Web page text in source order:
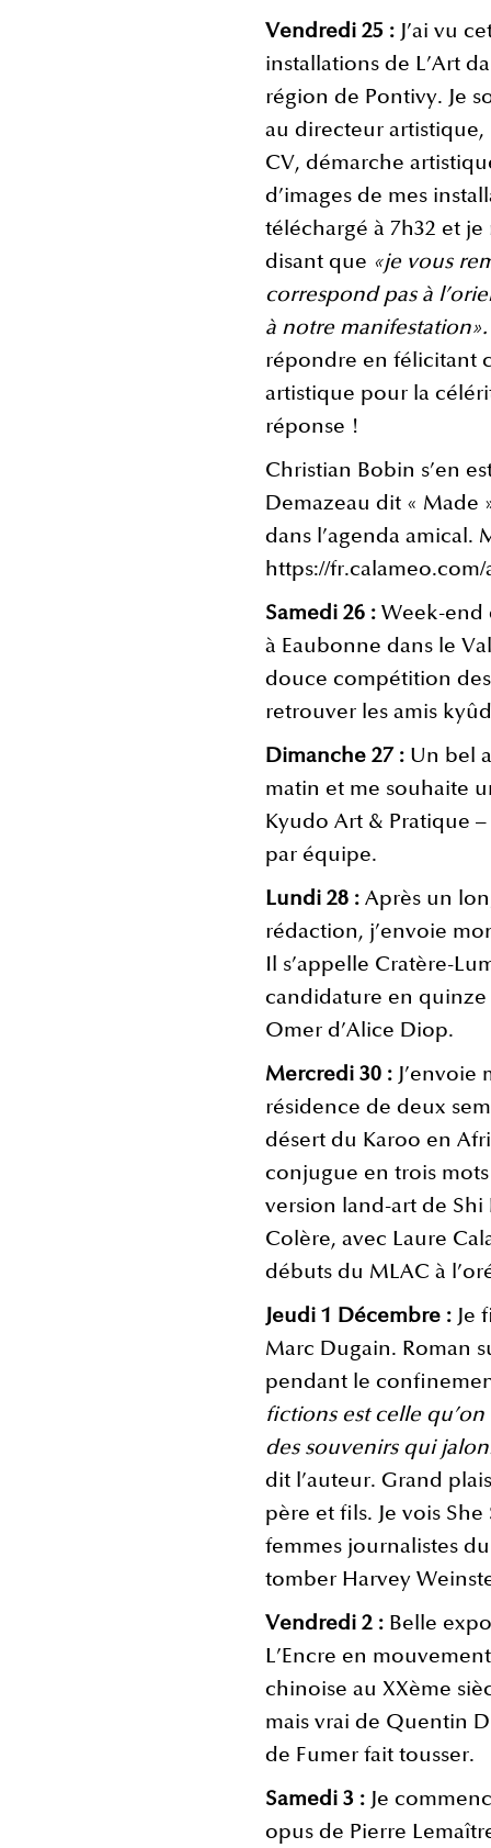
Vendredi 25 : J’ai vu
installations de L’Art
région de Pontivy. Je
au directeur
CV, démarche
d’images de mes
téléchargé à 7h32 et
disant que «je vous
correspond pas à
à notre
répondre en félicitant
artistique pour la
réponse !
Christian Bobin s’en
Demazeau dit « Made
dans l’agenda amical.
https://fr.calameo.com/
Samedi 26 : Week-end
à Eaubonne dans le
douce compétition
retrouver les amis
Dimanche 27 : Un bel
matin et me souhaite
Kyudo Art & Pratique
par équipe.
Lundi 28 : Après un
rédaction, j’envoie
Il s’appelle Cratère-
candidature en quinze
Omer d’Alice Diop.
Mercredi 30 :
résidence de deux
désert du Karoo en
conjugue en trois
version land-art de
Colère, avec Laure
débuts du MLAC à
Jeudi 1 Décembre : Je
Marc Dugain. Roman
pendant le
fictions est celle
des souvenirs qui
dit l’auteur. Grand
père et fils. Je vois
femmes journalistes
tomber Harvey
Vendredi 2 : Belle
L’Encre en
chinoise au XXème
mais vrai de Quentin
de Fumer fait tousser.
Samedi 3 : Je
opus de Pierre